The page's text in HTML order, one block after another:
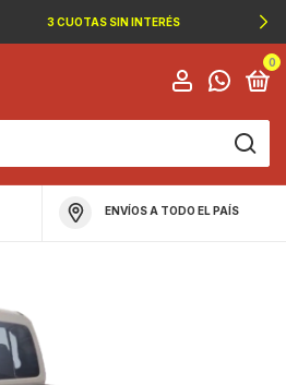
SIN INTERÉS
0
ENVÍOS A TODO EL PAÍS